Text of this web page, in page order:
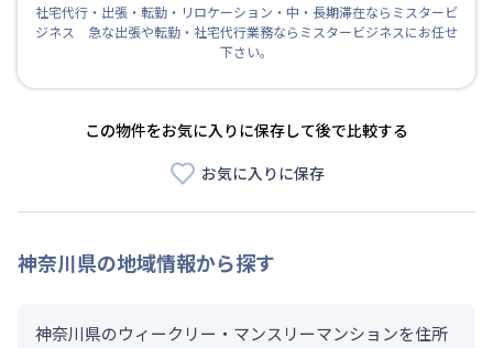
社宅代行・出張・転勤・リロケーション・中・長期滞在ならミスタービ
ジネス 急な出張や転勤・社宅代行業務ならミスタービジネスにお任せ
下さい。
この物件をお気に入りに保存して後で比較する
お気に入りに保存
神奈川県の地域情報から探す
神奈川県のウィークリー・マンスリーマンションを住所